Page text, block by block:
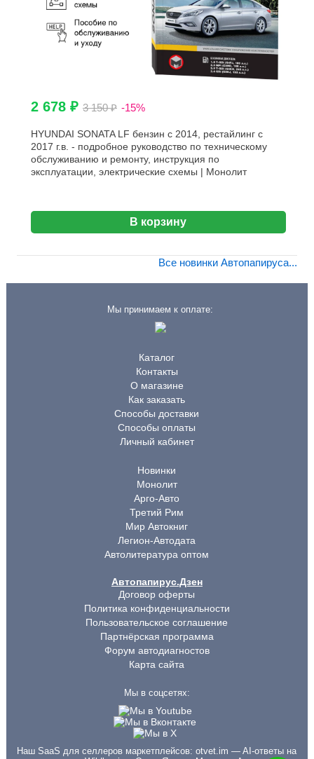
2 678 ₽ 3 150 ₽ -15%
HYUNDAI SONATA LF бензин с 2014, рестайлинг с
2017 г.в. - подробное руководство по техническому
обслуживанию и ремонту, инструкция по
эксплуатации, электрические схемы | Монолит
В корзину
Все новинки Автопапируса...
Мы принимаем к оплате:
Каталог
Контакты
О магазине
Как заказать
Способы доставки
Способы оплаты
Личный кабинет
Новинки
Монолит
Арго-Авто
Третий Рим
Мир Автокниг
Легион-Автодата
Автолитература оптом
Автопапирус.Дзен
Договор оферты
Политика конфиденциальности
Пользовательское соглашение
Партнёрская программа
Форум автодиагностов
Карта сайта
Мы в соцсетях:
Наш SaaS для селлеров маркетплейсов:otvet.im — AI-ответы на